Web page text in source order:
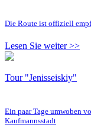
Die Route ist offiziell
Lesen Sie weiter >>
Tour "Jenisseiskiy"
Ein paar Tage umwoben
Kaufmannsstadt